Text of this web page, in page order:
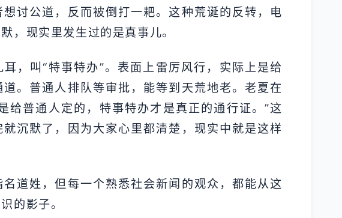
讨公道，反而被倒打一耙。这种荒诞的反转，电
，现实里发生过的是真事儿。
，叫“特事特办”。表面上雷厉风行，实际上是给
。普通人排队等审批，能等到天荒地老。老夏在
给普通人定的，特事特办才是真正的通行证。”这
沉默了，因为大家心里都清楚，现实中就是这样
道姓，但每一个熟悉社会新闻的观众，都能从这
的影子。